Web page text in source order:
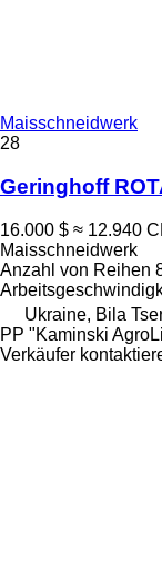
Maisschneidwerk
28
Geringhoff
16.000 $ ≈ 12.940
Maisschneidwerk
Anzahl von Reihen
Ukraine, Bila
PP "Kaminski
Verkäufer